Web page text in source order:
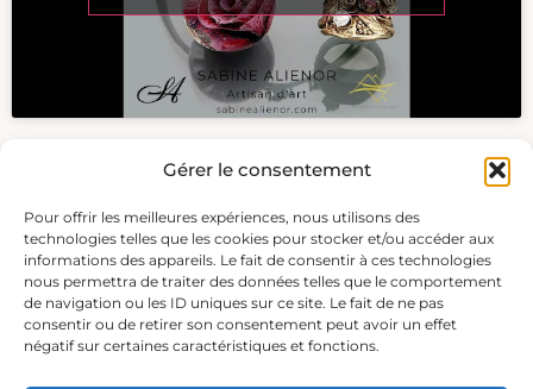
Gérer le consentement
Pour offrir les meilleures expériences, nous utilisons des
technologies telles que les cookies pour stocker et/ou accéder aux
informations des appareils. Le fait de consentir à ces technologies
nous permettra de traiter des données telles que le comportement
de navigation ou les ID uniques sur ce site. Le fait de ne pas
consentir ou de retirer son consentement peut avoir un effet
négatif sur certaines caractéristiques et fonctions.